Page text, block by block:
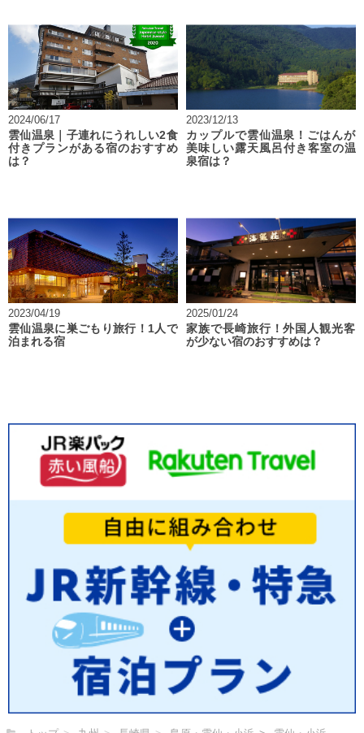
2024/06/17
雲仙温泉｜子連れにうれしい2食
付きプランがある宿のおすすめ
は？
2023/12/13
カップルで雲仙温泉！ごはんが
美味しい露天風呂付き客室の温
泉宿は？
2023/04/19
雲仙温泉に巣ごもり旅行！1人で
泊まれる宿
2025/01/24
家族で長崎旅行！外国人観光客
が少ない宿のおすすめは？